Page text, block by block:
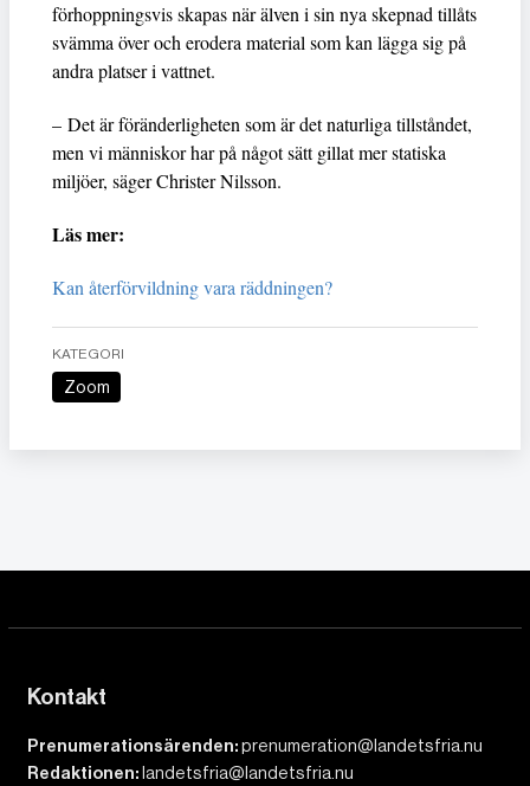
förhoppningsvis skapas när älven i sin nya skepnad tillåts
svämma över och erodera material som kan lägga sig på
andra platser i vattnet.
– Det är föränderligheten som är det naturliga tillståndet,
men vi människor har på något sätt gillat mer statiska
miljöer, säger Christer Nilsson.
Läs mer:
Kan återförvildning vara räddningen?
KATEGORI
Zoom
Kontakt
Prenumerationsärenden:prenumeration@landetsfria.nu
Redaktionen: landetsfria@landetsfria.nu